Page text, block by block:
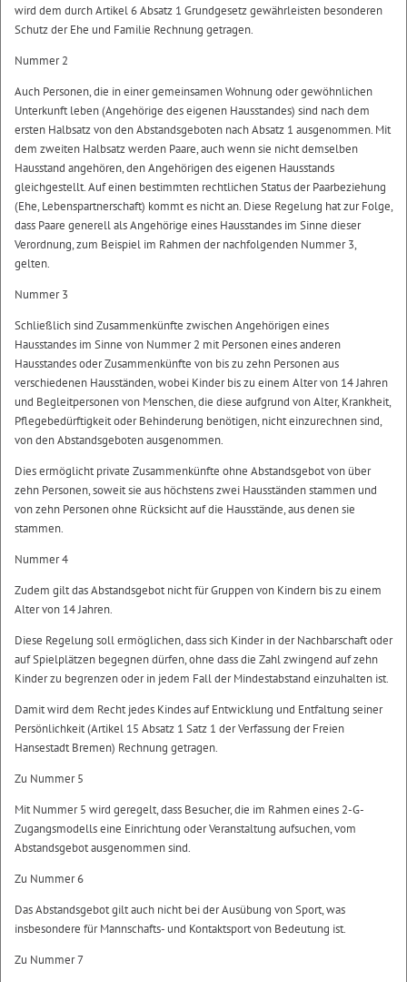
wird dem durch Artikel 6 Absatz 1 Grundgesetz gewährleisten besonderen
Schutz der Ehe und Familie Rechnung getragen.
Nummer 2
Auch Personen, die in einer gemeinsamen Wohnung oder gewöhnlichen
Unterkunft leben (Angehörige des eigenen Hausstandes) sind nach dem
ersten Halbsatz von den Abstandsgeboten nach Absatz 1 ausgenommen. Mit
dem zweiten Halbsatz werden Paare, auch wenn sie nicht demselben
Hausstand angehören, den Angehörigen des eigenen Hausstands
gleichgestellt. Auf einen bestimmten rechtlichen Status der Paarbeziehung
(Ehe, Lebenspartnerschaft) kommt es nicht an. Diese Regelung hat zur Folge,
dass Paare generell als Angehörige eines Hausstandes im Sinne dieser
Verordnung, zum Beispiel im Rahmen der nachfolgenden Nummer 3,
gelten.
Nummer 3
Schließlich sind Zusammenkünfte zwischen Angehörigen eines
Hausstandes im Sinne von Nummer 2 mit Personen eines anderen
Hausstandes oder Zusammenkünfte von bis zu zehn Personen aus
verschiedenen Hausständen, wobei Kinder bis zu einem Alter von 14 Jahren
und Begleitpersonen von Menschen, die diese aufgrund von Alter, Krankheit,
Pflegebedürftigkeit oder Behinderung benötigen, nicht einzurechnen sind,
von den Abstandsgeboten ausgenommen.
Dies ermöglicht private Zusammenkünfte ohne Abstandsgebot von über
zehn Personen, soweit sie aus höchstens zwei Hausständen stammen und
von zehn Personen ohne Rücksicht auf die Hausstände, aus denen sie
stammen.
Nummer 4
Zudem gilt das Abstandsgebot nicht für Gruppen von Kindern bis zu einem
Alter von 14 Jahren.
Diese Regelung soll ermöglichen, dass sich Kinder in der Nachbarschaft oder
auf Spielplätzen begegnen dürfen, ohne dass die Zahl zwingend auf zehn
Kinder zu begrenzen oder in jedem Fall der Mindestabstand einzuhalten ist.
Damit wird dem Recht jedes Kindes auf Entwicklung und Entfaltung seiner
Persönlichkeit (Artikel 15 Absatz 1 Satz 1 der Verfassung der Freien
Hansestadt Bremen) Rechnung getragen.
Zu Nummer 5
Mit Nummer 5 wird geregelt, dass Besucher, die im Rahmen eines 2-G-
Zugangsmodells eine Einrichtung oder Veranstaltung aufsuchen, vom
Abstandsgebot ausgenommen sind.
Zu Nummer 6
Das Abstandsgebot gilt auch nicht bei der Ausübung von Sport, was
insbesondere für Mannschafts- und Kontaktsport von Bedeutung ist.
Zu Nummer 7